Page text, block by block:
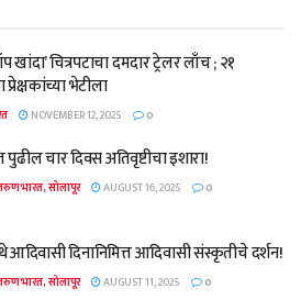
खांदा’ चित्रपटाचा दमदार ट्रेलर लाँच ; २१
भेटीला
NOVEMBER 12, 2025 0
पुढील चार दिवस अतिवृष्टीचा इशारा!
तरुण भारत, सोलापूर AUGUST 16, 2025 0
आदिवासी दिनानिमित्त आदिवासी संस्कृतीचे दर्शन!
तरुण भारत, सोलापूर AUGUST 11, 2025 0